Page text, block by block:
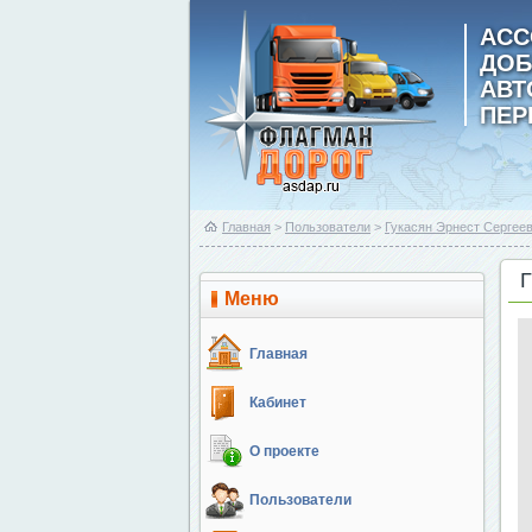
Главная > Пользователи > Гукасян Эрнест
Меню
Главная
Кабинет
О проекте
Пользователи